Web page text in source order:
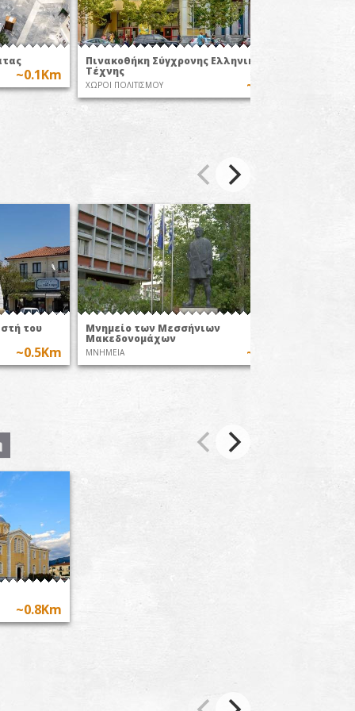
~0.1Km
Πινακοθήκη Σύγχρονης Ελληνικής
Τέχνης
ΧΩΡΟΙ ΠΟΛΙΤΙΣΜΟΥ ~0.1Km
του
~0.5Km
Μνημείο των Μεσσήνιων
Μακεδονομάχων
MNHMEIA ~0.5Km
~0.8Km